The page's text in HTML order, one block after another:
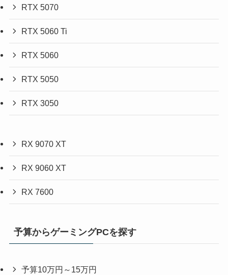
RTX 5070
RTX 5060 Ti
RTX 5060
RTX 5050
RTX 3050
RX 9070 XT
RX 9060 XT
RX 7600
予算からゲーミングPCを探す
予算10万円～15万円